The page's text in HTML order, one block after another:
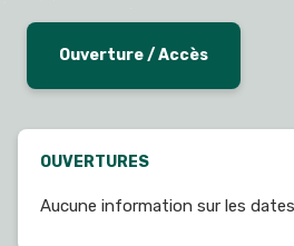
Ouverture / Accès
OUVERTURES
Aucune information sur les